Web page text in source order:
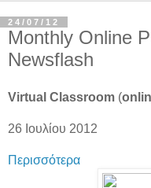
24/07/12
Monthly Online
Newsflash
Virtual Classroom (
26 Ιουλίου 2012
Περισσότερα